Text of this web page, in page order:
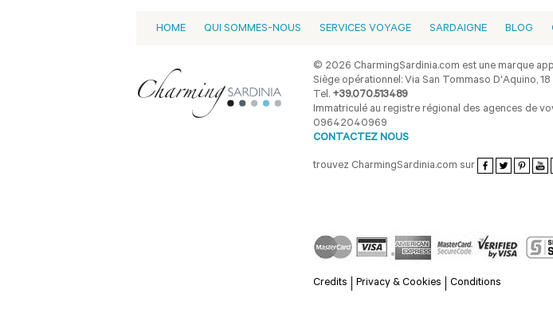
HOME QUI SOMMES-NOUS SERVICES VOYAGE SARDAIGNE BLOG
© 2026 CharmingSardinia.com est une marque
Siège opérationnel: Via San Tommaso D'Aquino,
Tel. +39.070.513489
Immatriculé au registre régional des agences de
09642040969
CONTACTEZ NOUS
trouvez CharmingSardinia.com sur
Credits Privacy & Cookies Conditions